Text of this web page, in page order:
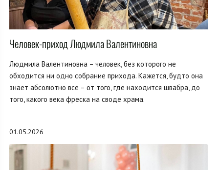
Человек-приход Людмила Валентиновна
Людмила Валентиновна – человек, без которого не
обходится ни одно собрание прихода. Кажется, будто она
знает абсолютно все – от того, где находится швабра, до
того, какого века фреска на своде храма.
01.05.2026